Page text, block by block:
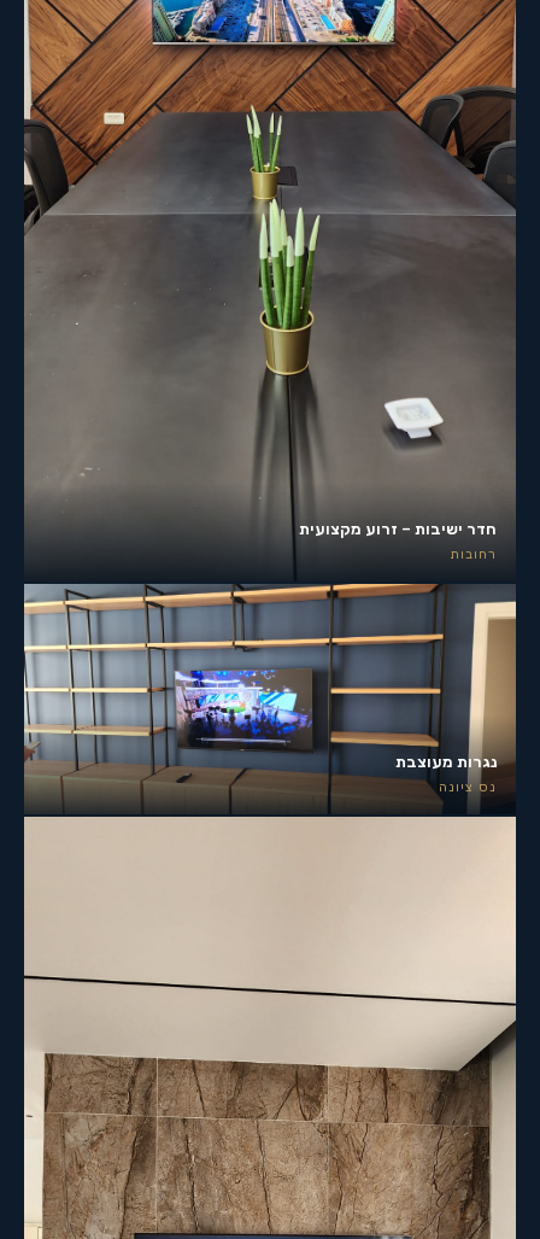
חדר ישיבות – זרוע מקצועית
רחובות
נגרות מעוצבת
נס ציונה